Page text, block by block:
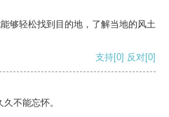
够轻松找到目的地，了解当地的风土
支持[0] 反对[0]
不能忘怀。